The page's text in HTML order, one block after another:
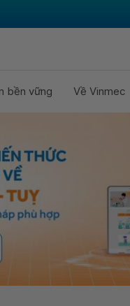
bền vững Về Vinmec